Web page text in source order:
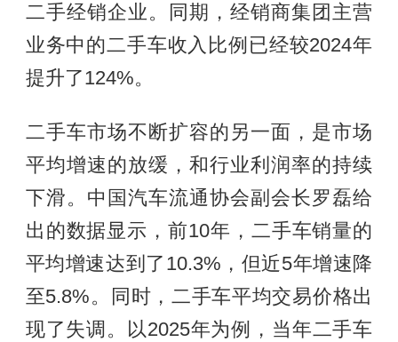
二手经销企业。同期，经销商集团主营
业务中的二手车收入比例已经较2024年
提升了124%。
二手车市场不断扩容的另一面，是市场
平均增速的放缓，和行业利润率的持续
下滑。中国汽车流通协会副会长罗磊给
出的数据显示，前10年，二手车销量的
平均增速达到了10.3%，但近5年增速降
至5.8%。同时，二手车平均交易价格出
现了失调。以2025年为例，当年二手车